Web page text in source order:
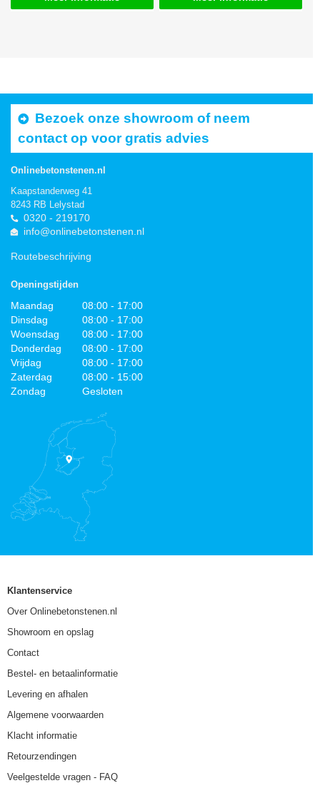
Bezoek onze showroom of neem
contact op voor gratis advies
Onlinebetonstenen.nl
Kaapstanderweg 41
8243 RB Lelystad
0320 - 219170
info@onlinebetonstenen.nl
Routebeschrijving
Openingstijden
Maandag
08:00 - 17:00
Dinsdag
08:00 - 17:00
Woensdag
08:00 - 17:00
Donderdag
08:00 - 17:00
Vrijdag
08:00 - 17:00
Zaterdag
08:00 - 15:00
Zondag
Gesloten
Klantenservice
Over Onlinebetonstenen.nl
Showroom en opslag
Contact
Bestel- en betaalinformatie
Levering en afhalen
Algemene voorwaarden
Klacht informatie
Retourzendingen
Veelgestelde vragen - FAQ